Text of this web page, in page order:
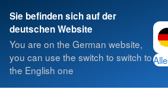
Sie befinden sich auf der
deutschen Website
You are on the German website,
you can use the switch to switch to
the English one